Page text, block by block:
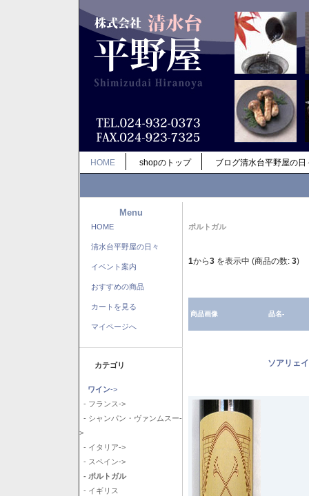
HOME shopのトップ ブログ清水台平野屋の日
Menu
HOME
清水台平野屋の日々
イベント案内
おすすめの商品
カートを見る
マイページへ
カテゴリ
ワイン->
- フランス->
- シャンパン・ヴァンムスー-
>
- イタリア->
- スペイン->
- ポルトガル
- イギリス
ポルトガル
1から3 を表示中 (商品の数: 3)
商品画像 品名-
ソアリェ